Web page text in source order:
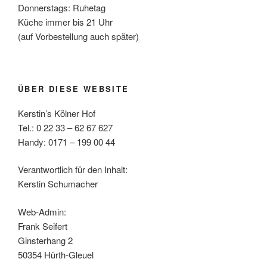
Donnerstags: Ruhetag
Küche immer bis 21 Uhr
(auf Vorbestellung auch später)
ÜBER DIESE WEBSITE
Kerstin’s Kölner Hof
Tel.: 0 22 33 – 62 67 627
Handy: 0171 – 199 00 44
Verantwortlich für den Inhalt:
Kerstin Schumacher
Web-Admin:
Frank Seifert
Ginsterhang 2
50354 Hürth-Gleuel